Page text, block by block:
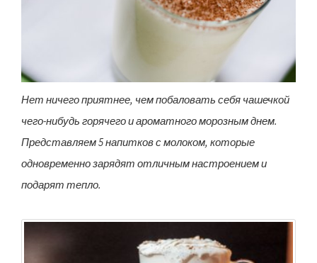
Нет ничего приятнее, чем побаловать себя чашечкой
чего-нибудь горячего и ароматного морозным днем.
Представляем 5 напитков с молоком, которые
одновременно зарядят отличным настроением и
подарят тепло.